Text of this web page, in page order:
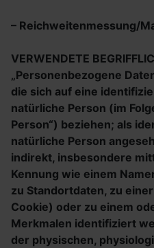
– Reichweitenmessung/
VERWENDETE
„Personenbezogene
die sich auf eine
natürliche Person (im
Person“) beziehen; als
natürliche Person
indirekt, insbesondere
Kennung wie einem
zu Standortdaten, zu
Cookie) oder zu einem
Merkmalen identifiziert
der physischen,